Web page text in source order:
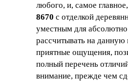
любого, и, самое
8670 с отделкой
уместным для
рассчитывать на
приятные ощущения,
полный перечень
внимание, прежде чем